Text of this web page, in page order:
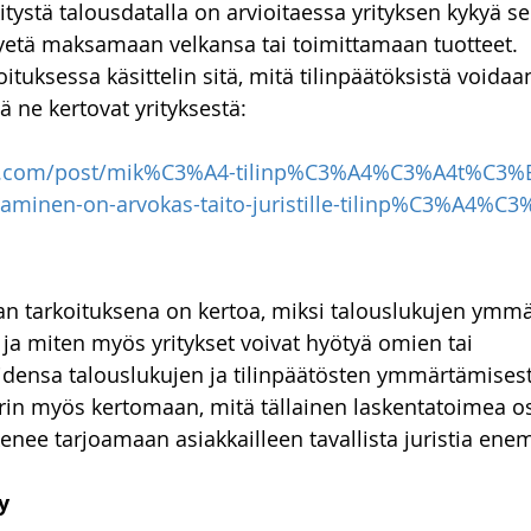
oikeus Talousoikeus vakuustakavarikko
talousdatalla on arvioitaessa yrityksen kykyä
maksamaan velkansa tai toimittamaan tuotteet.
käsittelin sitä, mitä tilinpäätöksistä
ne kertovat yrityksestä:
post/mik%C3%A4-
on-arvokas-taito-juristille-
tarkoituksena on kertoa, miksi talouslukujen
miten myös yritykset voivat hyötyä omien tai
talouslukujen ja tilinpäätösten
myös kertomaan, mitä tällainen laskentatoimea
tarjoamaan asiakkailleen tavallista juristia